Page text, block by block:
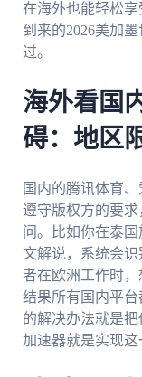
在海外也能轻松
到来的2026美加
过。
海外看国
碍：地区
国内的腾讯体育
遵守版权方的要
问。比如你在泰
文解说，系统会
者在欧洲工作时，
结果所有国内平
的解决办法就是
加速器就是实现这